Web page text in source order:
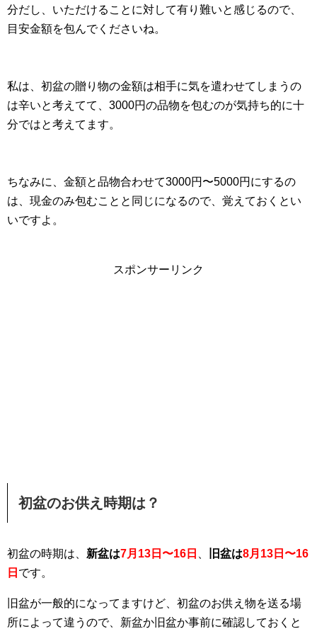
分だし、いただけることに対して有り難いと感じるので、
目安金額を包んでくださいね。
私は、初盆の贈り物の金額は相手に気を遣わせてしまうの
は辛いと考えてて、3000円の品物を包むのが気持ち的に十
分ではと考えてます。
ちなみに、金額と品物合わせて3000円〜5000円にするの
は、現金のみ包むことと同じになるので、覚えておくとい
いですよ。
スポンサーリンク
初盆のお供え時期は？
初盆の時期は、 新盆は7月13日〜16日 旧盆は8月13日〜16
日 です。
旧盆が一般的になってますけど、初盆のお供え物を送る場
所によって違うので、新盆か旧盆か事前に確認しておくと